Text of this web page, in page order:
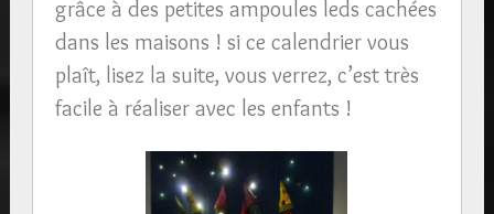
grâce à des petites ampoules leds cachées
dans les maisons ! si ce calendrier vous
plaît, lisez la suite, vous verrez, c’est très
facile à réaliser avec les enfants !